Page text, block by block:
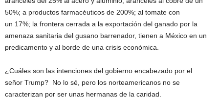
50%; a productos farmacéuticos de 200%; al tomate con
un 17%; la frontera cerrada a la exportación del ganado por la
amenaza sanitaria del gusano barrenador, tienen a México en un
predicamento y al borde de una crisis económica.
¿Cuáles son las intenciones del gobierno encabezado por el
señor Trump? No lo sé, pero los norteamericanos no se
caracterizan por ser unas hermanas de la caridad.